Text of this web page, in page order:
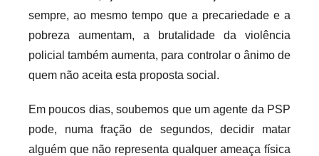
i
o
f
sempre, ao mesmo tempo que a precariedade e a
pobreza aumentam, a brutalidade da violência
policial também aumenta, para controlar o ânimo de
quem não aceita esta proposta social.
Em poucos dias, soubemos que um agente da PSP
pode, numa fração de segundos, decidir matar
alguém que não representa qualquer ameaça física